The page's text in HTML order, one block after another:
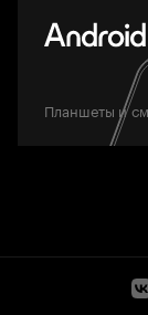
Планшеты и